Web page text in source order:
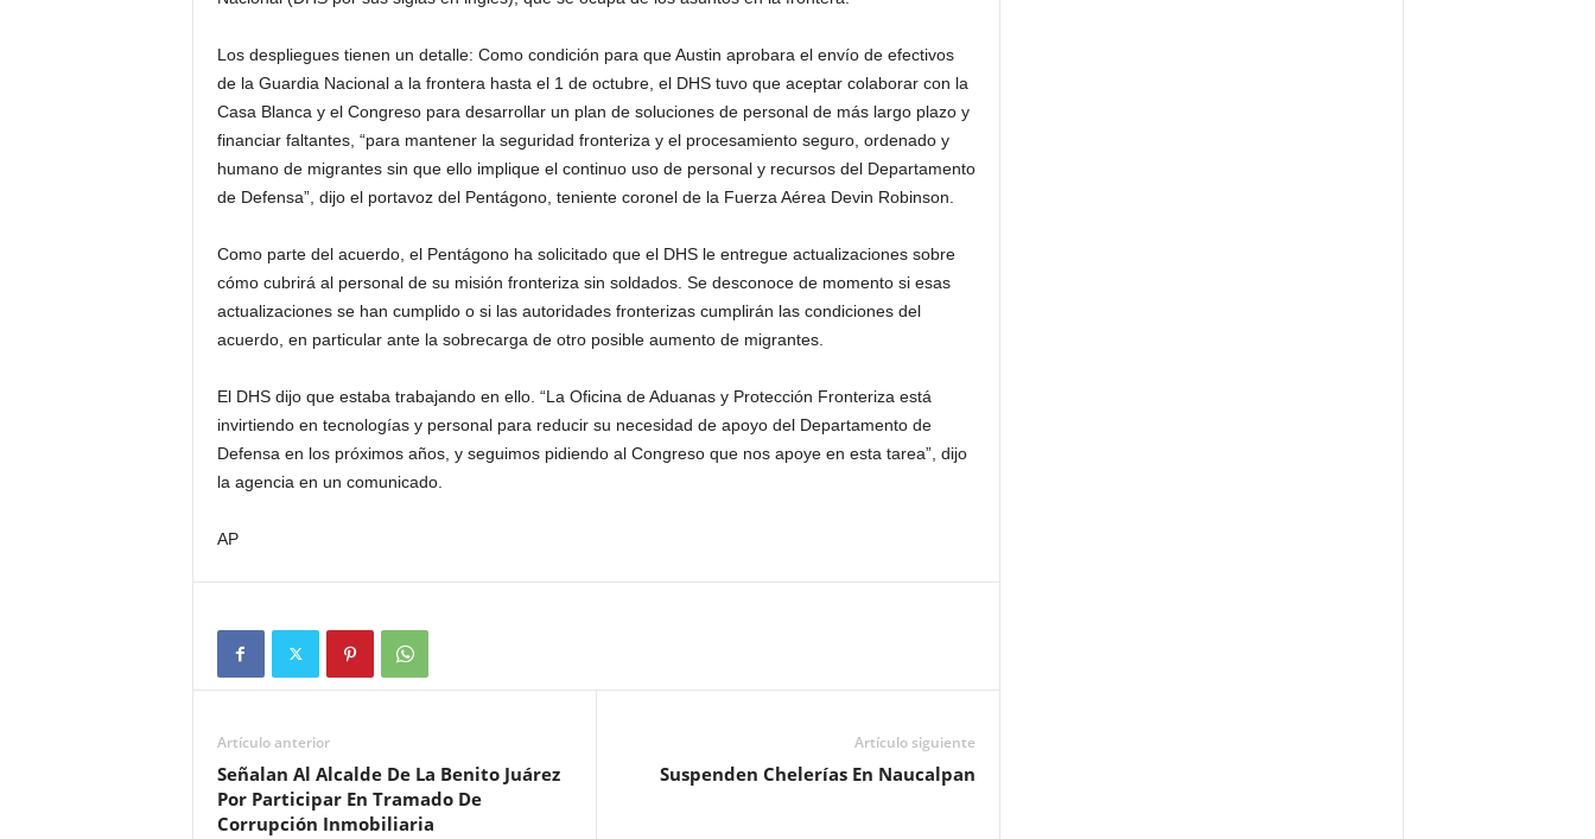
Los despliegues tienen un detalle: Como condición para que Austin aprobara el envío de efectivos
de la Guardia Nacional a la frontera hasta el 1 de octubre, el DHS tuvo que aceptar colaborar con la
Casa Blanca y el Congreso para desarrollar un plan de soluciones de personal de más largo plazo y
financiar faltantes, “para mantener la seguridad fronteriza y el procesamiento seguro, ordenado y
humano de migrantes sin que ello implique el continuo uso de personal y recursos del Departamento
de Defensa”, dijo el portavoz del Pentágono, teniente coronel de la Fuerza Aérea Devin Robinson.
Como parte del acuerdo, el Pentágono ha solicitado que el DHS le entregue actualizaciones sobre
cómo cubrirá al personal de su misión fronteriza sin soldados. Se desconoce de momento si esas
actualizaciones se han cumplido o si las autoridades fronterizas cumplirán las condiciones del
acuerdo, en particular ante la sobrecarga de otro posible aumento de migrantes.
El DHS dijo que estaba trabajando en ello. “La Oficina de Aduanas y Protección Fronteriza está
invirtiendo en tecnologías y personal para reducir su necesidad de apoyo del Departamento de
Defensa en los próximos años, y seguimos pidiendo al Congreso que nos apoye en esta tarea”, dijo
la agencia en un comunicado.
AP
Artículo anterior
Señalan Al Alcalde De La Benito Juárez
Por Participar En Tramado De
Corrupción Inmobiliaria
Artículo siguiente
Suspenden Chelerías En Naucalpan